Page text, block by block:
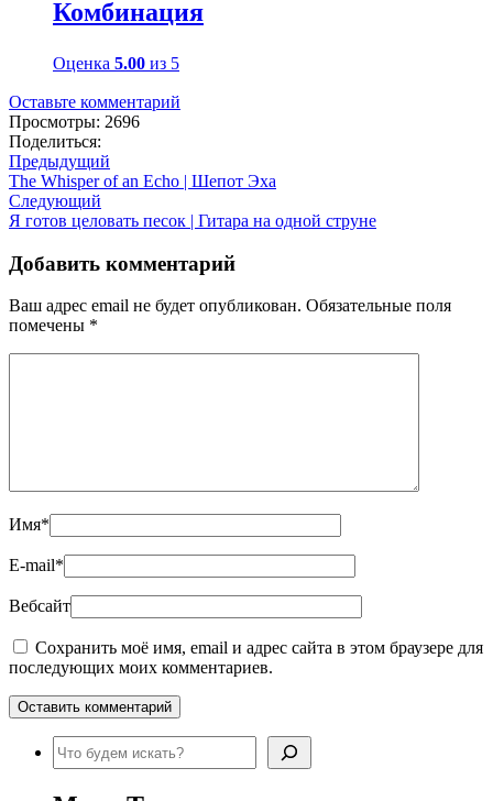
Комбинация
Оценка 5.00 из 5
Оставьте комментарий
Просмотры: 2696
Поделиться:
Предыдущий
The Whisper of an Echo | Шепот Эха
Следующий
Я готов целовать песок | Гитара на одной струне
Добавить комментарий
Ваш адрес email не будет опубликован. Обязательные поля
помечены *
Имя*
E-mail*
Вебсайт
Сохранить моё имя, email и адрес сайта в этом браузере для
последующих моих комментариев.
Поиск